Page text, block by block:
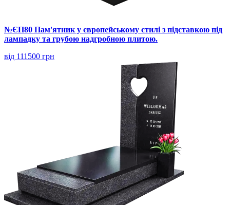
№ЄП80 Пам'ятник у європейському стилі з підставкою під
лампадку та грубою надгробною плитою.
від 111500 грн